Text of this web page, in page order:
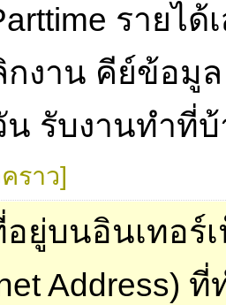
รายได้
กงาน คีย์ข้อมู
น รับงานทำที่
ราว]
อยู่บนอินเทอร์
Address) ที่